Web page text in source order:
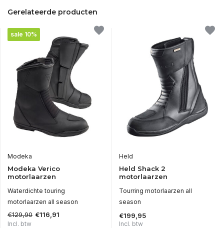
Gerelateerde producten
sale 10%
Modeka
Modeka Verico
motorlaarzen
Waterdichte touring
motorlaarzen all season
€129,90 €116,91
Incl. btw
Held
Held Shack 2
motorlaarzen
Tourring motorlaarzen all
season
€199,95
Incl. btw